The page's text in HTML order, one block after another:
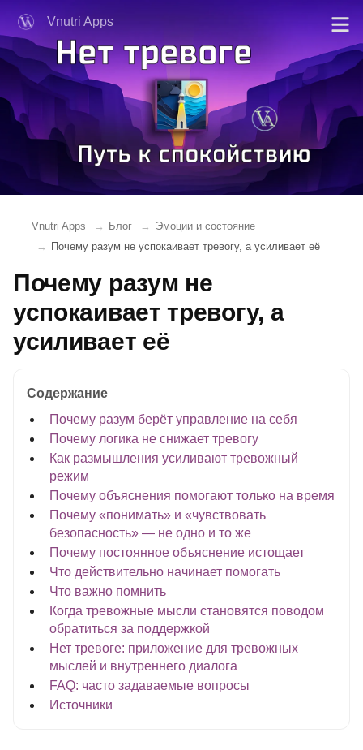
Vnutri Apps
Vnutri Apps Блог
Эмоции и состояние
Почему разум не успокаивает тревогу, а усиливает её
Почему разум не
успокаивает тревогу, а
усиливает её
Содержание
Почему разум берёт управление на себя
Почему логика не снижает тревогу
Как размышления усиливают тревожный
режим
Почему объяснения помогают только на время
Почему «понимать» и «чувствовать
безопасность» — не одно и то же
Почему постоянное объяснение истощает
Что действительно начинает помогать
Что важно помнить
Когда тревожные мысли становятся поводом
обратиться за поддержкой
Нет тревоге: приложение для тревожных
мыслей и внутреннего диалога
FAQ: часто задаваемые вопросы
Источники